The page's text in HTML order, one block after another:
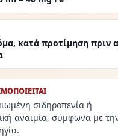
κατά προτίμηση πριν
σιδηροπενία ή
αναιμία, σύμφωνα με